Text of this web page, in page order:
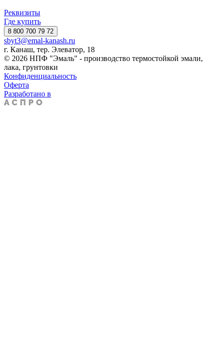
Реквизиты
Где купить
8 800 700 79 72
sbyt3@emal-kanash.ru
г. Канаш, тер. Элеватор, 18
© 2026 НПФ "Эмаль" - производство термостойкой эмали,
лака, грунтовки
Конфиденциальность
Оферта
Разработано в